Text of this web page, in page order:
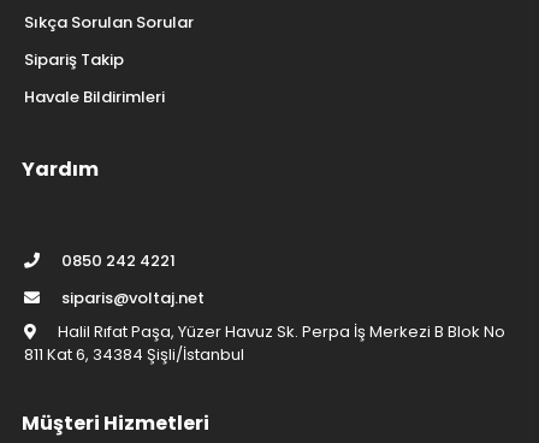
Sıkça Sorulan Sorular
Sipariş Takip
Havale Bildirimleri
Yardım
0850 242 4221
siparis@voltaj.net
Halil Rıfat Paşa, Yüzer Havuz Sk. Perpa İş Merkezi B Blok No
811 Kat 6, 34384 Şişli/İstanbul
Müşteri Hizmetleri